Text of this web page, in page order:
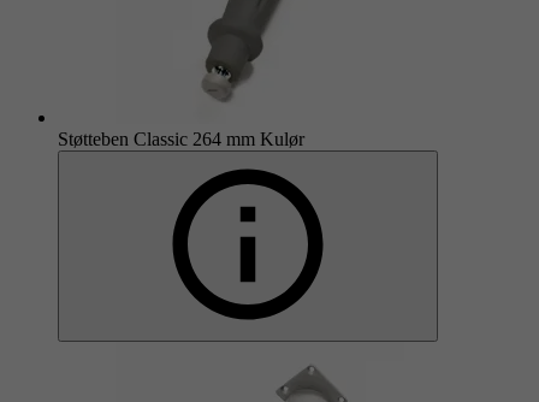
Støtteben Classic 264 mm Kulør